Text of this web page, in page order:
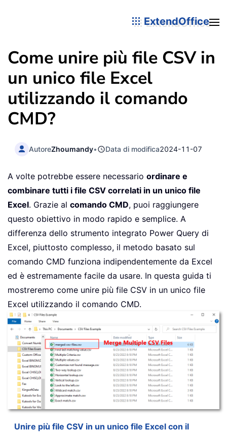
ExtendOffice
Come unire più file CSV in
un unico file Excel
utilizzando il comando
CMD?
AutoreZhoumandy• Data di modifica2024-11-07
A volte potrebbe essere necessario ordinare e
combinare tutti i file CSV correlati in un unico file
Excel. Grazie al comando CMD, puoi raggiungere
questo obiettivo in modo rapido e semplice. A
differenza dello strumento integrato Power Query di
Excel, piuttosto complesso, il metodo basato sul
comando CMD funziona indipendentemente da Excel
ed è estremamente facile da usare. In questa guida ti
mostreremo come unire più file CSV in un unico file
Excel utilizzando il comando CMD.
Unire più file CSV in un unico file Excel con il